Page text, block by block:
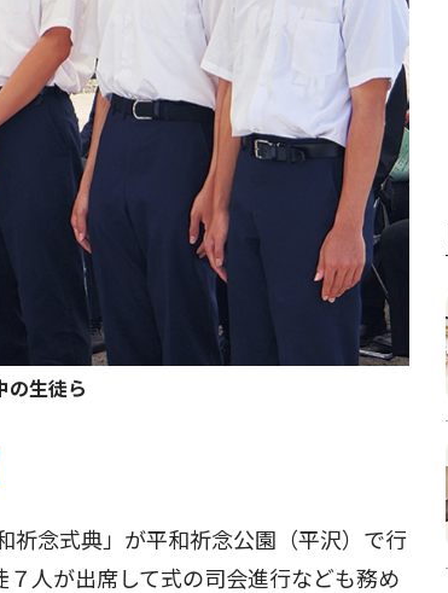
の生徒ら
念式典」が平和祈念公園（平沢）で行
人が出席して式の司会進行なども務め